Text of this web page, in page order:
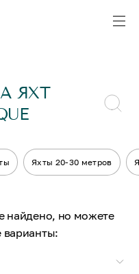
ЯХТ
Яхты 20-30 метров
найдено, но можете
варианты: